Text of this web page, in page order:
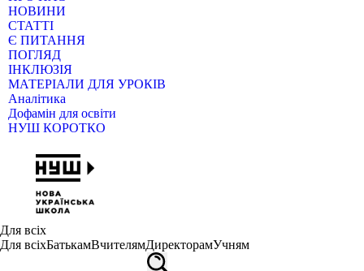
НОВИНИ
СТАТТІ
Є ПИТАННЯ
ПОГЛЯД
ІНКЛЮЗІЯ
МАТЕРІАЛИ ДЛЯ УРОКІВ
Аналітика
Дофамін для освіти
НУШ КОРОТКО
Для всіх
Для всіхБатькамВчителямДиректорамУчням